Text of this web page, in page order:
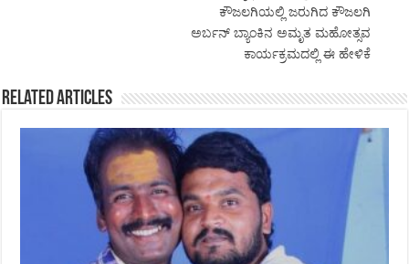
ಕೌಜಲಗಿಯಲ್ಲಿ ಜರುಗಿದ ಕೌಜಲಗಿ
ಅರ್ಬನ್ ಬ್ಯಾಂಕಿನ ಅಮೃತ ಮಹೋತ್ಸವ
ಕಾರ್ಯಕ್ರಮದಲ್ಲಿ ಈ ಹೇಳಿಕೆ
Related Articles